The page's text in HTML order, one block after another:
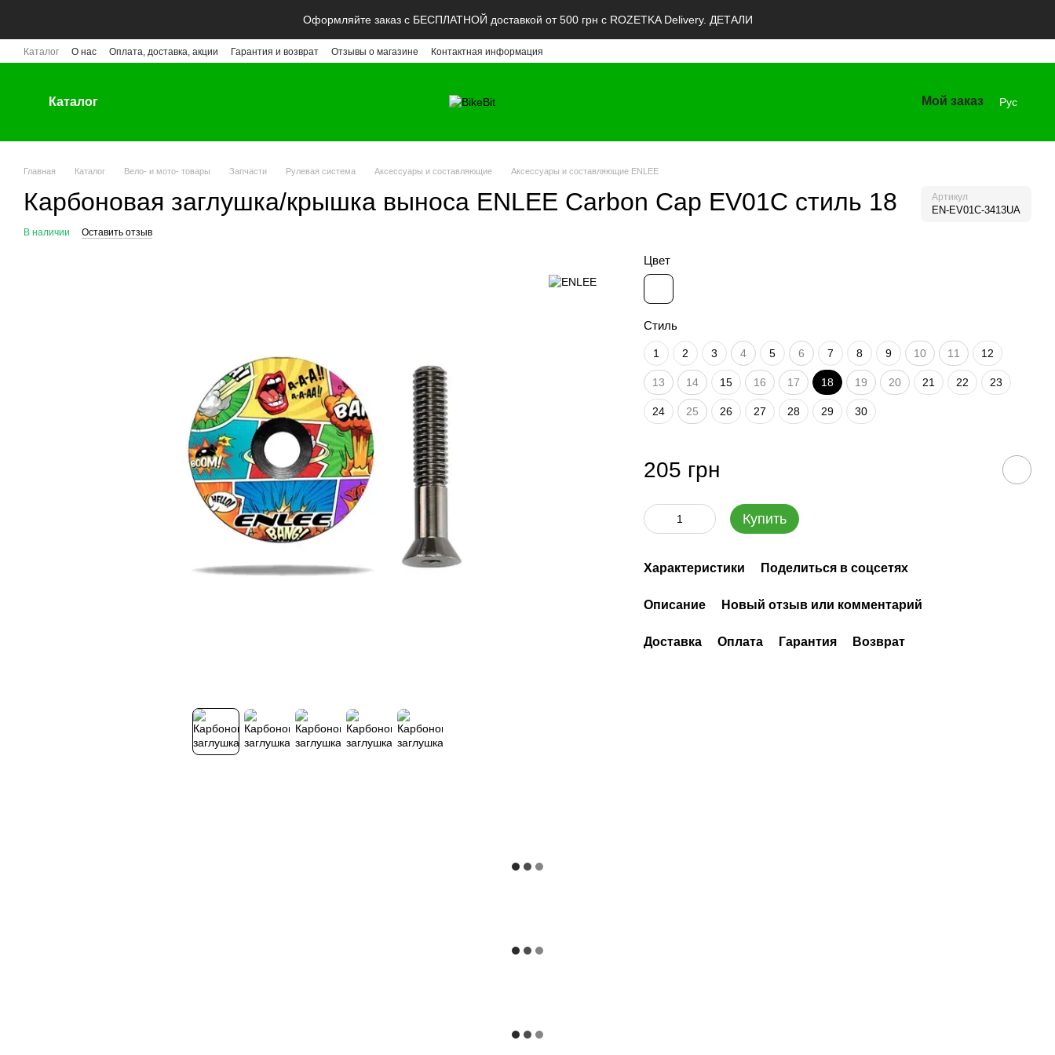
Оформляйте заказ с БЕСПЛАТНОЙ доставкой от 500 грн с ROZETKA Delivery. ДЕТАЛИ
Каталог О нас Оплата, доставка, акции Гарантия и возврат Отзывы о магазине Контактная информация
Каталог Мой заказ Рус
Главная Каталог Вело- и мото- товары Запчасти Рулевая система Аксессуары и составляющие Аксессуары и составляющие ENLEE
Карбоновая заглушка/крышка выноса ENLEE Carbon Cap EV01C стиль 18 Артикул
EN-EV01C-3413UA
В наличии Оставить отзыв
Цвет
Стиль
1 2 3 4 5 6 7 8 9 10 11 12
13 14 15 16 17 18 19 20 21 22 23
24 25 26 27 28 29 30
205 грн
Купить
Характеристики Поделиться в соцсетях
Описание Новый отзыв или комментарий
Доставка Оплата Гарантия Возврат